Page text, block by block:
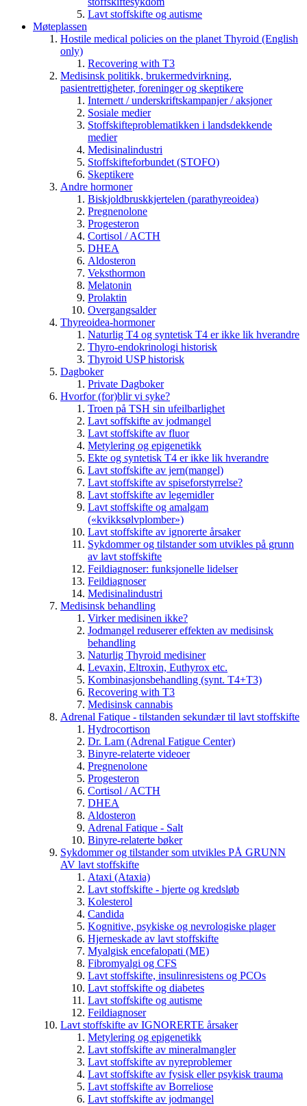
Lavt stoffskifte og autisme
Møteplassen
Hostile medical policies on the planet Thyroid (English
only)
Recovering with T3
Medisinsk politikk, brukermedvirkning,
pasientrettigheter, foreninger og skeptikere
Internett / underskriftskampanjer / aksjoner
Sosiale medier
Stoffskifteproblematikken i landsdekkende
medier
Medisinalindustri
Stoffskifteforbundet (STOFO)
Skeptikere
Andre hormoner
Biskjoldbruskkjertelen (parathyreoidea)
Pregnenolone
Progesteron
Cortisol / ACTH
DHEA
Aldosteron
Veksthormon
Melatonin
Prolaktin
Overgangsalder
Thyreoidea-hormoner
Naturlig T4 og syntetisk T4 er ikke lik hverandre
Thyro-endokrinologi historisk
Thyroid USP historisk
Dagboker
Private Dagboker
Hvorfor (for)blir vi syke?
Troen på TSH sin ufeilbarlighet
Lavt soffskifte av jodmangel
Lavt stoffskifte av fluor
Metylering og epigenetikk
Ekte og syntetisk T4 er ikke lik hverandre
Lavt stoffskifte av jern(mangel)
Lavt stoffskifte av spiseforstyrrelse?
Lavt stoffskifte av legemidler
Lavt stoffskifte og amalgam
(«kvikksølvplomber»)
Lavt stoffskifte av ignorerte årsaker
Sykdommer og tilstander som utvikles på grunn
av lavt stoffskifte
Feildiagnoser: funksjonelle lidelser
Feildiagnoser
Medisinalindustri
Medisinsk behandling
Virker medisinen ikke?
Jodmangel reduserer effekten av medisinsk
behandling
Naturlig Thyroid medisiner
Levaxin, Eltroxin, Euthyrox etc.
Kombinasjonsbehandling (synt. T4+T3)
Recovering with T3
Medisinsk cannabis
Adrenal Fatique - tilstanden sekundær til lavt stoffskifte
Hydrocortison
Dr. Lam (Adrenal Fatigue Center)
Binyre-relaterte videoer
Pregnenolone
Progesteron
Cortisol / ACTH
DHEA
Aldosteron
Adrenal Fatique - Salt
Binyre-relaterte bøker
Sykdommer og tilstander som utvikles PÅ GRUNN
AV lavt stoffskifte
Ataxi (Ataxia)
Lavt stoffskifte - hjerte og kredsløb
Kolesterol
Candida
Kognitive, psykiske og nevrologiske plager
Hjerneskade av lavt stoffskifte
Myalgisk encefalopati (ME)
Fibromyalgi og CFS
Lavt stoffskifte, insulinresistens og PCOs
Lavt stoffskifte og diabetes
Lavt stoffskifte og autisme
Feildiagnoser
Lavt stoffskifte av IGNORERTE årsaker
Metylering og epigenetikk
Lavt stoffskifte av mineralmangler
Lavt stoffskifte av nyreproblemer
Lavt stoffskifte av fysisk eller psykisk trauma
Lavt stoffskifte av Borreliose
Lavt stoffskifte av jodmangel